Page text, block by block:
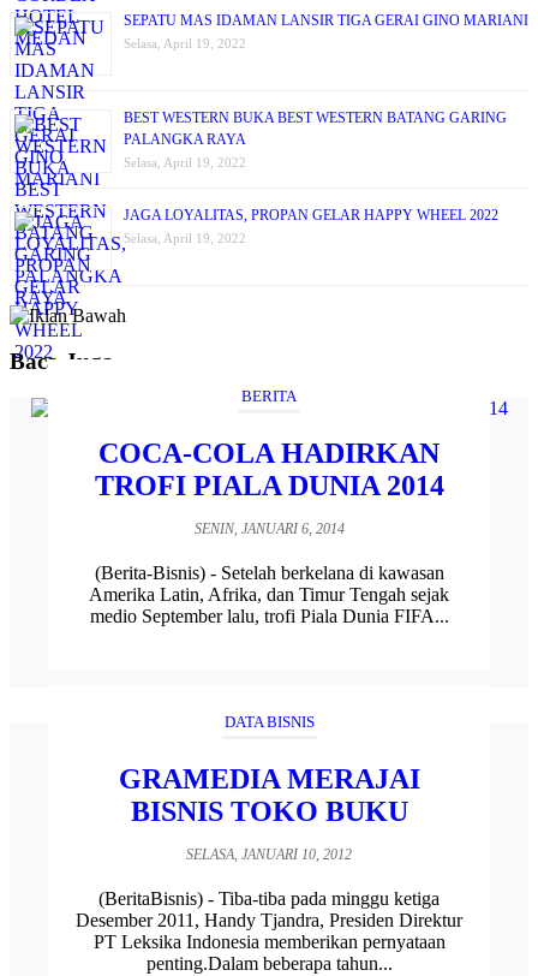
SEPATU MAS IDAMAN LANSIR TIGA GERAI GINO MARIANI
Selasa, April 19, 2022
BEST WESTERN BUKA BEST WESTERN BATANG GARING
PALANGKA RAYA
Selasa, April 19, 2022
JAGA LOYALITAS, PROPAN GELAR HAPPY WHEEL 2022
Selasa, April 19, 2022
Baca Juga
BERITA
COCA-COLA HADIRKAN
TROFI PIALA DUNIA 2014
SENIN, JANUARI 6, 2014
(Berita-Bisnis) - Setelah berkelana di kawasan
Amerika Latin, Afrika, dan Timur Tengah sejak
medio September lalu, trofi Piala Dunia FIFA...
DATA BISNIS
GRAMEDIA MERAJAI
BISNIS TOKO BUKU
SELASA, JANUARI 10, 2012
(BeritaBisnis) - Tiba-tiba pada minggu ketiga
Desember 2011, Handy Tjandra, Presiden Direktur
PT Leksika Indonesia memberikan pernyataan
penting.Dalam beberapa tahun...